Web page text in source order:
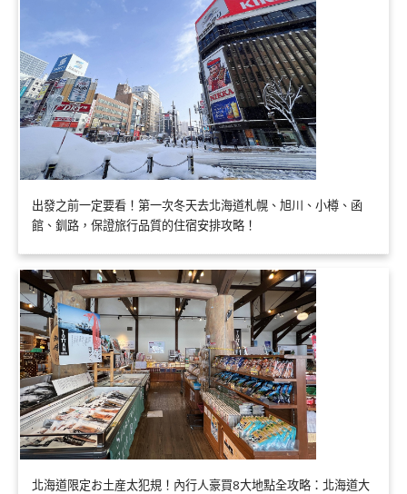
出發之前一定要看！第一次冬天去北海道札幌、旭川、小樽、函
館、釧路，保證旅行品質的住宿安排攻略！
北海道限定お土産太犯規！內行人豪買8大地點全攻略：北海道大